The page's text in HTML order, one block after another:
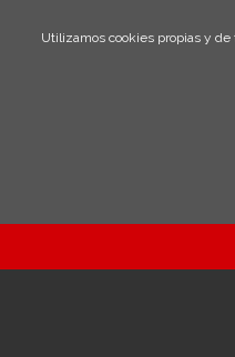
Utilizamos cookies propias y